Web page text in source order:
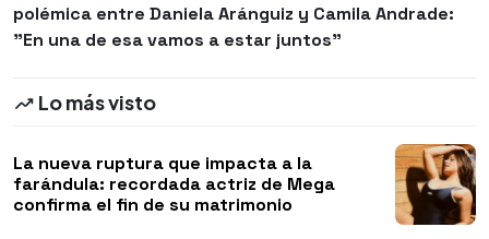
polémica entre Daniela Aránguiz y Camila Andrade:
"En una de esa vamos a estar juntos"
Lo más visto
La nueva ruptura que impacta a la
farándula: recordada actriz de Mega
confirma el fin de su matrimonio